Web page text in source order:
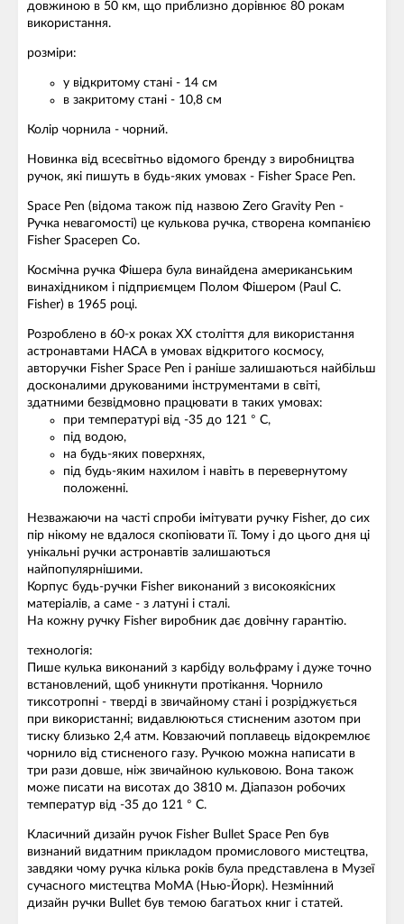
довжиною в 50 км, що приблизно дорівнює 80 рокам
використання.
розміри:
у відкритому стані - 14 см
в закритому стані - 10,8 см
Колір чорнила - чорний.
Новинка від всесвітньо відомого бренду з виробництва
ручок, які пишуть в будь-яких умовах - Fisher Space Pen.
Space Pen (відома також під назвою Zero Gravity Pen -
Ручка невагомості) це кулькова ручка, створена компанією
Fisher Spacepen Co.
Космічна ручка Фішера була винайдена американським
винахідником і підприємцем Полом Фішером (Paul C.
Fisher) в 1965 році.
Розроблено в 60-х роках ХХ століття для використання
астронавтами НАСА в умовах відкритого космосу,
авторучки Fisher Space Pen і раніше залишаються найбільш
досконалими друкованими інструментами в світі,
здатними безвідмовно працювати в таких умовах:
при температурі від -35 до 121 ° С,
під водою,
на будь-яких поверхнях,
під будь-яким нахилом і навіть в перевернутому
положенні.
Незважаючи на часті спроби імітувати ручку Fisher, до сих
пір нікому не вдалося скопіювати її. Тому і до цього дня ці
унікальні ручки астронавтів залишаються
найпопулярнішими.
Корпус будь-ручки Fisher виконаний з високоякісних
матеріалів, а саме - з латуні і сталі.
На кожну ручку Fisher виробник дає довічну гарантію.
технологія:
Пише кулька виконаний з карбіду вольфраму і дуже точно
встановлений, щоб уникнути протікання. Чорнило
тиксотропні - тверді в звичайному стані і розріджується
при використанні; видавлюються стисненим азотом при
тиску близько 2,4 атм. Ковзаючий поплавець відокремлює
чорнило від стисненого газу. Ручкою можна написати в
три рази довше, ніж звичайною кульковою. Вона також
може писати на висотах до 3810 м. Діапазон робочих
температур від -35 до 121 ° C.
Класичний дизайн ручок Fisher Bullet Space Pen був
визнаний видатним прикладом промислового мистецтва,
завдяки чому ручка кілька років була представлена в Музеї
сучасного мистецтва МоМА (Нью-Йорк). Незмінний
дизайн ручки Bullet був темою багатьох книг і статей.